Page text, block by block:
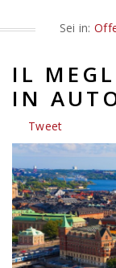
Sei in:
IL
IN
Tweet